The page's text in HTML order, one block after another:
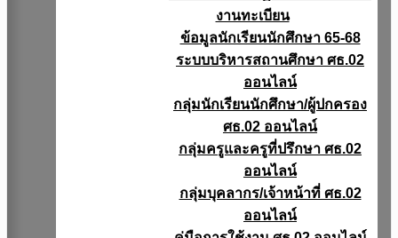
งานทะเบียน
ข้อมูลนักเรียนนักศึกษา 65-68
ระบบบริหารสถานศึกษา ศธ.02
ออนไลน์
กลุ่มนักเรียนนักศึกษา/ผู้ปกครอง
ศธ.02 ออนไลน์
กลุ่มครูและครูที่ปรึกษา ศธ.02
ออนไลน์
กลุ่มบุคลากร/เจ้าหน้าที่ ศธ.02
ออนไลน์